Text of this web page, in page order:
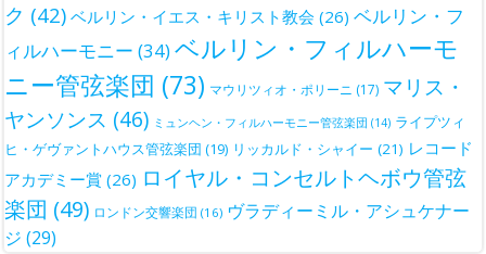
ク (42) ベルリン・イエス・キリスト教会 (26) ベルリン・フ
ィルハーモニー (34)ベルリン・フィルハーモ
ニー管弦楽団 (73) マウリツィオ・ポリーニ (17) マリス・
ヤンソンス (46) ミュンヘン・フィルハーモニー管弦楽団 (14) ライプツィ
ヒ・ゲヴァントハウス管弦楽団 (19) リッカルド・シャイー (21) レコード
アカデミー賞 (26) ロイヤル・コンセルトヘボウ管弦
楽団 (49) ロンドン交響楽団 (16) ヴラディーミル・アシュケナー
ジ (29)